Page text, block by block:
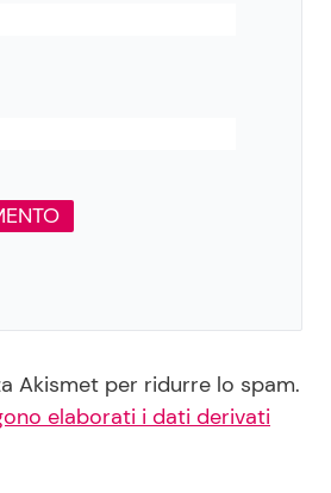
Akismet per ridurre lo spam.
elaborati i dati derivati